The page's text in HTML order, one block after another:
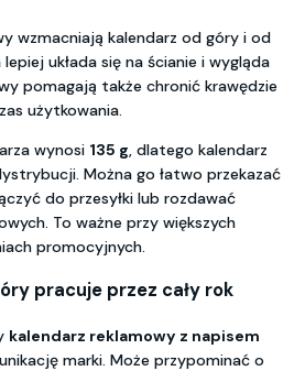
wzmacniają kalendarz od góry i od
lepiej układa się na ścianie i wygląda
pomagają także chronić krawędzie
użytkowania.
wynosi 135 g, dlatego kalendarz
Można go łatwo przekazać
do przesyłki lub rozdawać
To ważne przy większych
promocyjnych.
pracuje przez cały rok
kalendarz reklamowy z napisem
marki. Może przypominać o